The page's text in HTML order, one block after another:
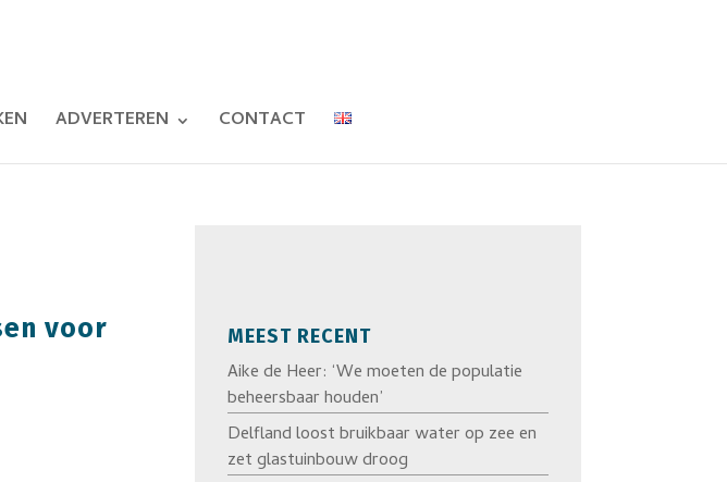
ADVERTEREN CONTACT
voor
MEEST RECENT
Aike de Heer: ‘We moeten de populatie
beheersbaar houden’
Delfland loost bruikbaar water op zee en
zet glastuinbouw droog